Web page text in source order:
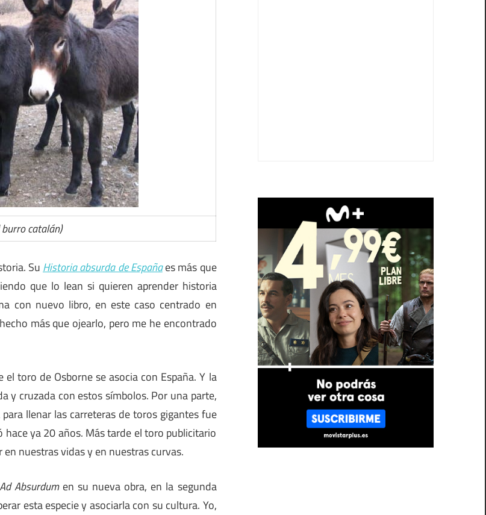
catalán)
Su Historia absurda de Españaes más que
que lo lean si quieren aprender historia
con nuevo libro, en este caso centrado en
más que ojearlo, pero me he encontrado
toro de Osborne se asocia con España. Y la
y cruzada con estos símbolos. Por una parte,
llenar las carreteras de toros gigantes fue
ya 20 años. Más tarde el toro publicitario
nuestras vidas y en nuestras curvas.
Ad Absurdumen su nueva obra, en la segunda
esta especie y asociarla con su cultura. Yo,